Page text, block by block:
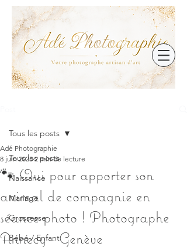
Tous les posts
Naissance
Mariage
Grossesse
Bébé / Enfant
Tous les posts
🐾 Oui pour apporter son
animal de compagnie en
séance photo ! Photographe
Annecy - Genève
Adé Photographie
8 juin 2025 2 min de lecture